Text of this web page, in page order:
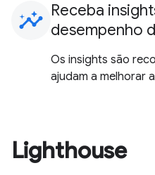
insights Receba
desempenho
Os insights são
ajudam a melhorar
Lighthouse